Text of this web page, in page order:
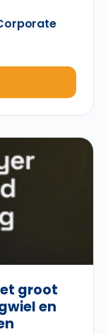
groot
en